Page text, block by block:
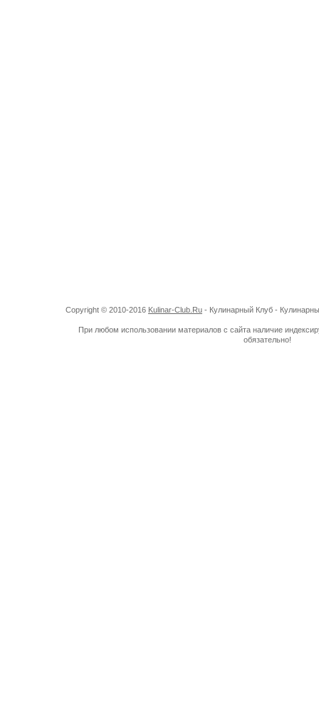
Copyright © 2010-2016 Kulinar-Club.Ru - Кулинарный Клуб -
При любом использовании материалов с сайта наличие
обязательно!